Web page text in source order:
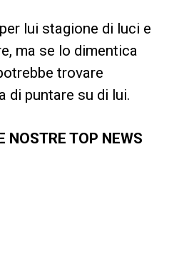
lui stagione di luci e
ma se lo dimentica
trovare
di puntare su di lui.
NOSTRE TOP NEWS